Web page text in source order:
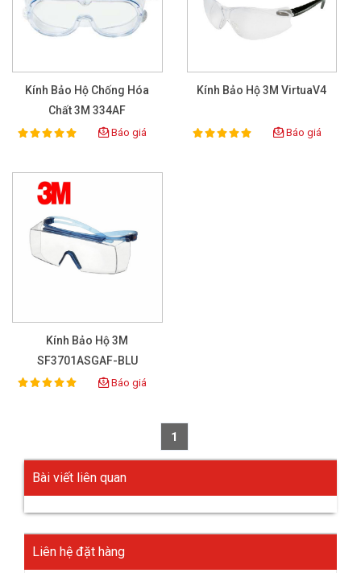
Kính Bảo Hộ Chống Hóa
Chất 3M 334AF
Rating:
100% Báo giá
Kính Bảo Hộ 3M VirtuaV4
Rating:
100% Báo giá
Kính Bảo Hộ 3M
SF3701ASGAF-BLU
Rating:
100% Báo giá
1
Bài viết liên quan
Liên hệ đặt hàng